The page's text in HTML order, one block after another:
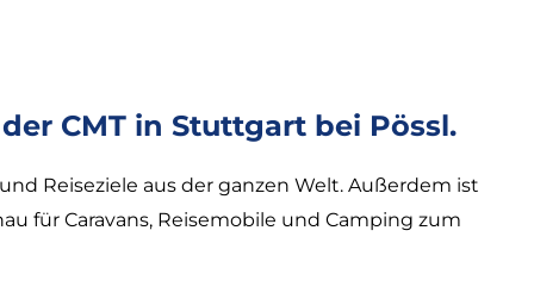
CMT in Stuttgart bei Pössl.
Reiseziele aus der ganzen Welt. Außerdem ist
für Caravans, Reisemobile und Camping zum